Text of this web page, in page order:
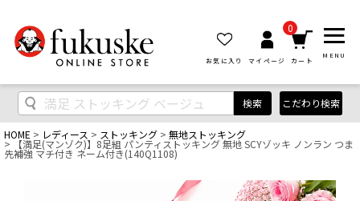
お気に入り マイページ
0
カート
MENU
検索 こだわり検索
HOME レディース ストッキング 無地ストッキング
【満足(マンゾク)】8足組 パンティストッキング 無地 SCYゾッキ ノンラン つま
先補強 マチ付き ネーム付き(140Q1108)